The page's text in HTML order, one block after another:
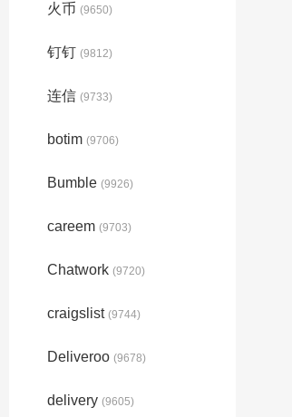
火币 (9650)
钉钉 (9812)
连信 (9733)
botim (9706)
Bumble (9926)
careem (9703)
Chatwork (9720)
craigslist (9744)
Deliveroo (9678)
delivery (9605)